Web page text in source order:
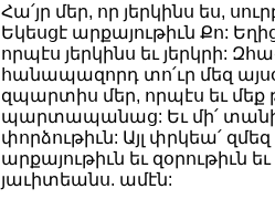
Հա՛յր մեր, որ յերկինս ես,
Եկեսցէ արքայութիւն Քո:
որպէս յերկինս եւ յերկրի:
հանապազորդ տո՛ւր մեզ
զպարտիս մեր, որպէս եւ մեք
պարտապանաց: Եւ մի՛
փորձութիւն: Այլ փրկեա՛
արքայութիւն եւ զօրութիւն
յաւիտեանս. ամէն: